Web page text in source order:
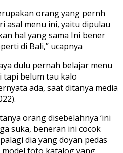
orang yang pernh
asal menu ini, yaitu dipulau
hal yang sama Ini bener
di Bali,” ucapnya
dulu pernah belajar menu
tapi belum tau kalo
ada, saat ditanya media
orang disebelahnya ‘ini
suka, beneran ini cocok
dia yang doyan pedas